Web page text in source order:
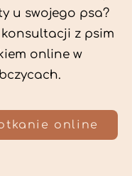
u swojego psa?
z psim
online w
online